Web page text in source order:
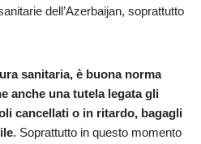
dell’Azerbaijan, soprattutto
sanitaria, è buona norma
anche una tutela legata gli
cancellati o in ritardo, bagagli
. Soprattutto in questo momento